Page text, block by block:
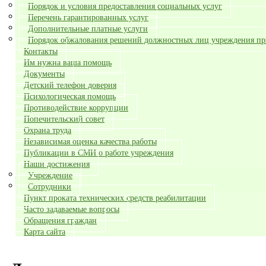
Порядок и условия предоставления социальных услуг
Перечень гарантированных услуг
Дополнительные платные услуги
Порядок обжалования решений должностных лиц учреждения
Контакты
Им нужна ваша помощь
Документы
Детский телефон доверия
Психологическая помощь
Противодействие коррупции
Попечительский совет
Охрана труда
Независимая оценка качества работы
Публикации в СМИ о работе учреждения
Наши достижения
Учреждение
Сотрудники
Пункт проката технических средств реабилитации
Часто задаваемые вопросы
Обращения граждан
Карта сайта